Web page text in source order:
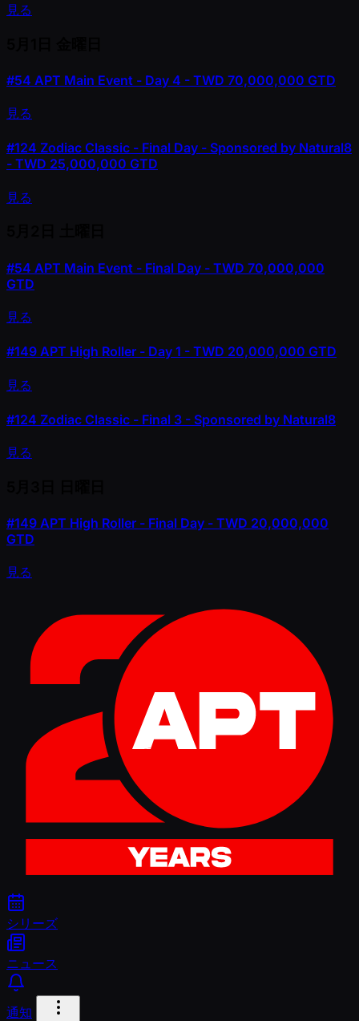
見る
#54 APT Main Event - Day 4 - TWD 70,000,000 GTD
見る
#124 Zodiac Classic - Final Day - Sponsored by Natural8
- TWD 25,000,000 GTD
見る
#54 APT Main Event - Final Day - TWD 70,000,000
GTD
見る
#149 APT High Roller - Day 1 - TWD 20,000,000 GTD
見る
#124 Zodiac Classic - Final 3 - Sponsored by Natural8
見る
#149 APT High Roller - Final Day - TWD 20,000,000
GTD
見る
シリーズ
ニュース
通知